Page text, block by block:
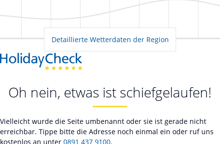
Detaillierte Wetterdaten der Region
Oh nein, etwas ist schiefgelaufen!
Vielleicht wurde die Seite umbenannt oder sie ist gerade nicht
erreichbar. Tippe bitte die Adresse noch einmal ein oder ruf uns
kostenlos an unter 0891 437 9100.